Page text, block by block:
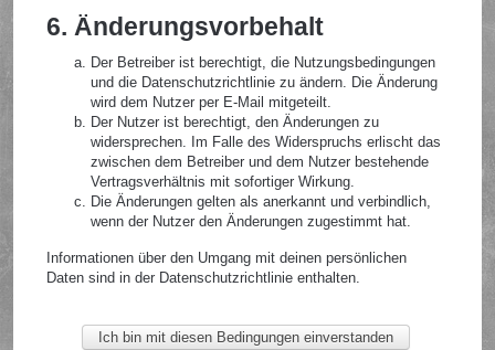
6. Änderungsvorbehalt
Der Betreiber ist berechtigt, die Nutzungsbedingungen
und die Datenschutzrichtlinie zu ändern. Die Änderung
wird dem Nutzer per E-Mail mitgeteilt.
Der Nutzer ist berechtigt, den Änderungen zu
widersprechen. Im Falle des Widerspruchs erlischt das
zwischen dem Betreiber und dem Nutzer bestehende
Vertragsverhältnis mit sofortiger Wirkung.
Die Änderungen gelten als anerkannt und verbindlich,
wenn der Nutzer den Änderungen zugestimmt hat.
Informationen über den Umgang mit deinen persönlichen
Daten sind in der Datenschutzrichtlinie enthalten.